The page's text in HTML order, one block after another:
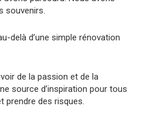
souvenirs.
delà d’une simple rénovation
de la passion et de la
source d’inspiration pour tous
prendre des risques.